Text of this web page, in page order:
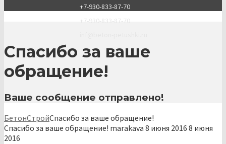
+7-930-833-87-70
+7-930-833-87-70
Спасибо за ваше
обращение!
Ваше сообщение отправлено!
БетонСтройСпасибо за ваше обращение!
Спасибо за ваше обращение! marakava 8 июня 2016 8 июня
2016